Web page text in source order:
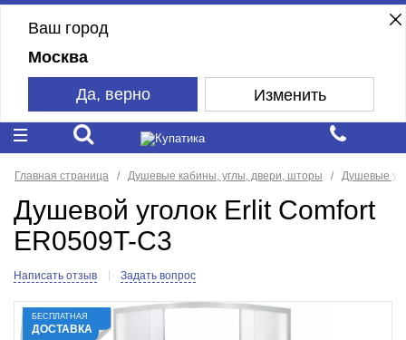
Ваш город
Москва
Да, верно Изменить
Главная страница Душевые кабины, углы, двери, шторы Душевые
Душевой уголок Erlit Comfort
ER0509T-C3
Написать отзыв Задать вопрос
БЕСПЛАТНАЯ
ДОСТАВКА